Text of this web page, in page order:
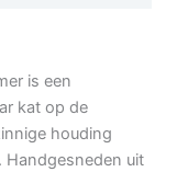
is een
kat op de
houding
Handgesneden uit